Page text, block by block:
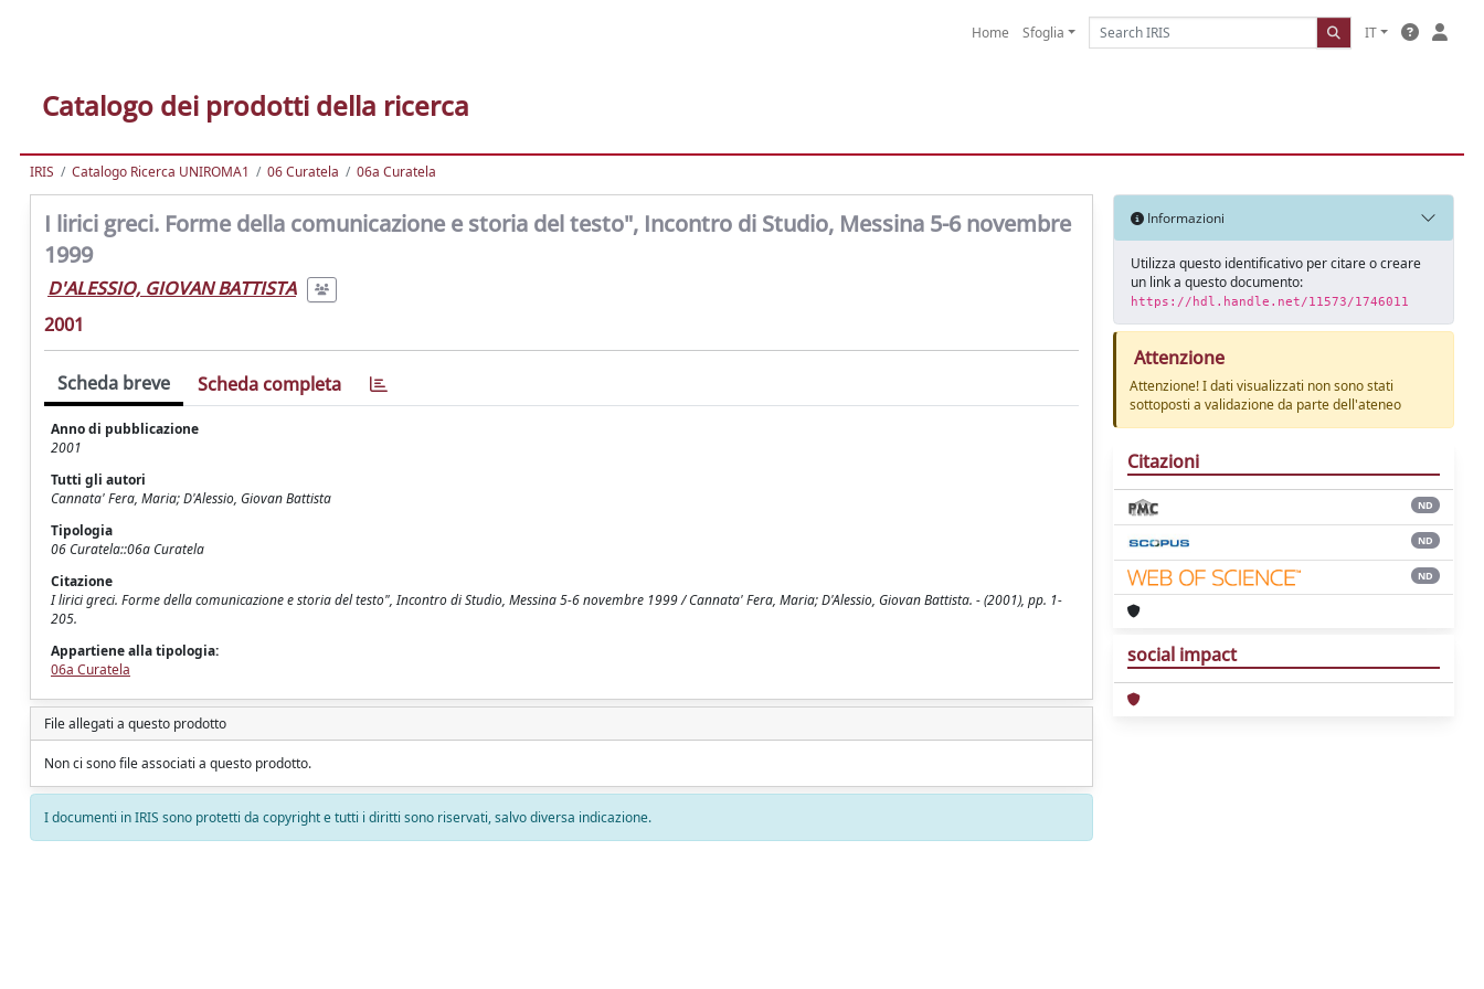
Home Sfoglia IT
Catalogo dei prodotti della ricerca
IRIS Catalogo Ricerca UNIROMA1 06 Curatela 06a Curatela
I lirici greci. Forme della comunicazione e storia del testo", Incontro di Studio, Messina 5-6 novembre
1999
D'ALESSIO, GIOVAN BATTISTA
2001
Scheda breve Scheda completa
Anno di pubblicazione
2001
Tutti gli autori
Cannata' Fera, Maria; D'Alessio, Giovan Battista
Tipologia
06 Curatela::06a Curatela
Citazione
I lirici greci. Forme della comunicazione e storia del testo", Incontro di Studio, Messina 5-6 novembre 1999 / Cannata' Fera, Maria; D'Alessio, Giovan Battista. - (2001), pp. 1-
205.
Appartiene alla tipologia:
06a Curatela
File allegati a questo prodotto
Non ci sono file associati a questo prodotto.
I documenti in IRIS sono protetti da copyright e tutti i diritti sono riservati, salvo diversa indicazione.
Informazioni
Utilizza questo identificativo per citare o creare
un link a questo documento:
https://hdl.handle.net/11573/1746011
Attenzione
Attenzione! I dati visualizzati non sono stati
sottoposti a validazione da parte dell'ateneo
Citazioni
ND
ND
ND
social impact